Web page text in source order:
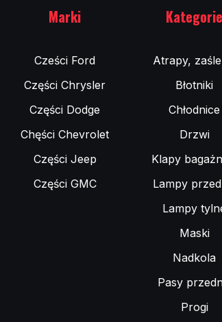
Marki
Cześci Ford
Części Chrysler
Części Dodge
Chęści Chevrolet
Części Jeep
Części GMC
Kategorie
Atrapy,
Błotniki
Chłodnice
Drzwi
Klapy
Lampy
Lampy
Maski
Nadkola
Pasy
Progi